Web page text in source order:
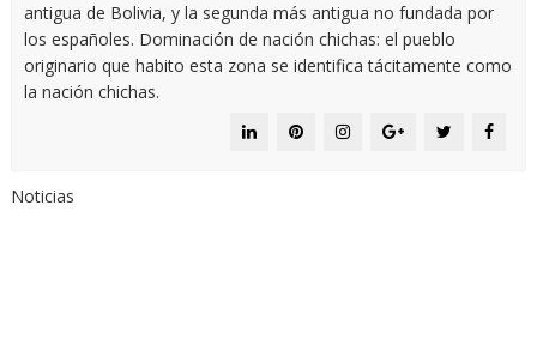
antigua de Bolivia, y la segunda más antigua no fundada por
los españoles. Dominación de nación chichas: el pueblo
originario que habito esta zona se identifica tácitamente como
la nación chichas.
Noticias